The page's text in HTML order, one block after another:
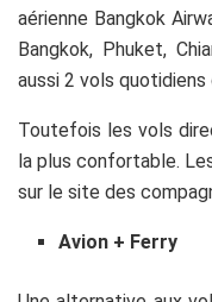
aérienne Bangkok
Bangkok, Phuket,
aussi 2 vols
Toutefois les vols
la plus confortable.
sur le site des
Avion + Ferry